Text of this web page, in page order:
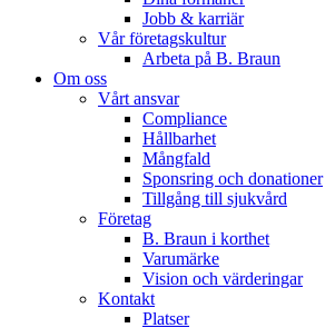
Jobb & karriär
Vår företagskultur
Arbeta på B. Braun
Om oss
Vårt ansvar
Compliance
Hållbarhet
Mångfald
Sponsring och donationer
Tillgång till sjukvård
Företag
B. Braun i korthet
Varumärke
Vision och värderingar
Kontakt
Platser